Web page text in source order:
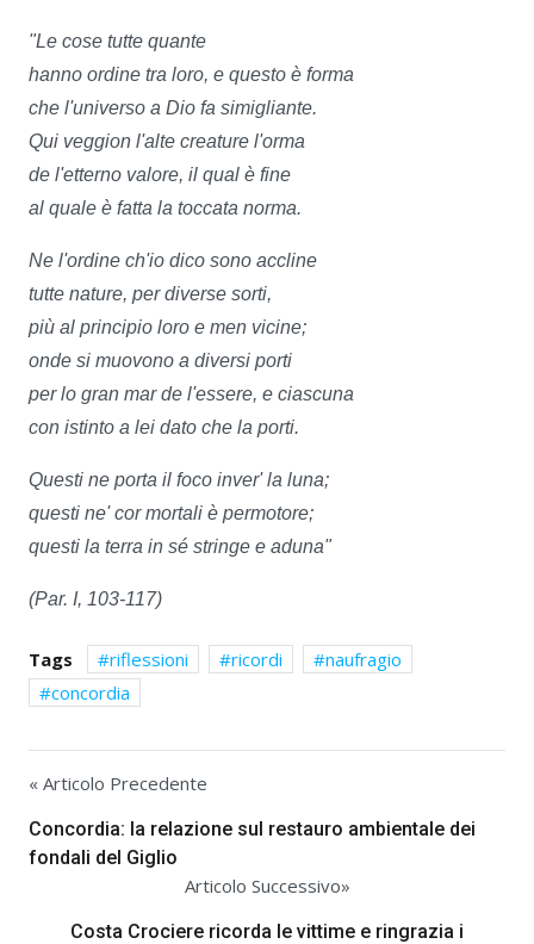
"Le cose tutte quante
hanno ordine tra loro, e questo è forma
che l'universo a Dio fa simigliante.
Qui veggion l'alte creature l'orma
de l'etterno valore, il qual è fine
al quale è fatta la toccata norma.
Ne l'ordine ch'io dico sono accline
tutte nature, per diverse sorti,
più al principio loro e men vicine;
onde si muovono a diversi porti
per lo gran mar de l'essere, e ciascuna
con istinto a lei dato che la porti.
Questi ne porta il foco inver' la luna;
questi ne' cor mortali è permotore;
questi la terra in sé stringe e aduna"
(Par. I, 103-117)
Tags riflessioni ricordi
naufragio
concordia
« Articolo Precedente
Concordia: la relazione sul restauro ambientale dei
fondali del Giglio
Articolo Successivo»
Costa Crociere ricorda le vittime e ringrazia i